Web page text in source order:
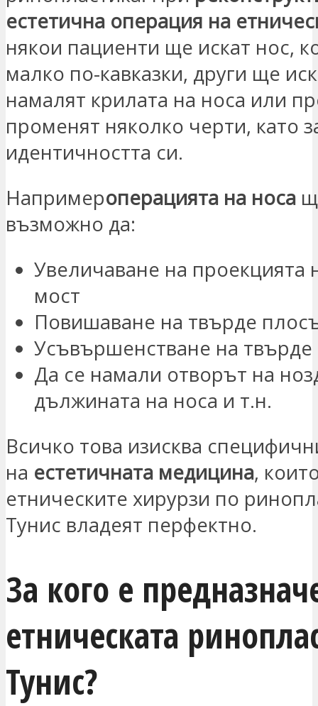
естетична операция на
някои пациенти ще искат нос,
малко по-кавказки, други ще
намалят крилата на носа или
променят няколко черти, като
идентичността си.
Напримероперацията на носа
възможно да:
Увеличаване на проекцията
мост
Повишаване на твърде
Усъвършенстване на
Да се намали отворът на
дължината на носа и т.н.
Всичко това изисква
на естетичната медицина,
етническите хирурзи по
Тунис владеят перфектно.
За кого е
етническата
Тунис?